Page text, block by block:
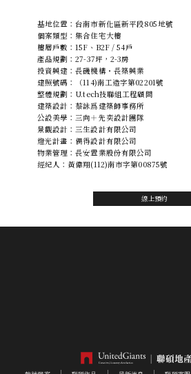
基地位置：台南市新化區新平段805地號
個案類型：集合住宅大樓
樓層戶數：15F、B2F / 54戶
產品規劃：27-37坪，2-3房
投資興建：長磯機構・長築興業
建照號碼：（114)南工造字第02201號
整體規劃：U.tech技聯組工程顧問
建築設計：蔡詠爲建築師事務所
公設美學：三向＋先奕設計團隊
景觀設計：三生設計有限公司
燈光計畫：偶得設計有限公司
物業管理：長安置業股份有限公司
經紀人：黃偉翔(112)南市字第00875號
線上預約